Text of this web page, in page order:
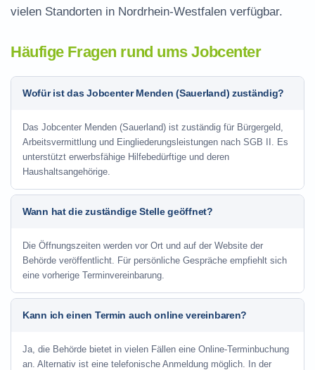
vielen Standorten in Nordrhein-Westfalen verfügbar.
Häufige Fragen rund ums Jobcenter
Wofür ist das Jobcenter Menden (Sauerland) zuständig?
Das Jobcenter Menden (Sauerland) ist zuständig für Bürgergeld,
Arbeitsvermittlung und Eingliederungsleistungen nach SGB II. Es
unterstützt erwerbsfähige Hilfebedürftige und deren
Haushaltsangehörige.
Wann hat die zuständige Stelle geöffnet?
Die Öffnungszeiten werden vor Ort und auf der Website der
Behörde veröffentlicht. Für persönliche Gespräche empfiehlt sich
eine vorherige Terminvereinbarung.
Kann ich einen Termin auch online vereinbaren?
Ja, die Behörde bietet in vielen Fällen eine Online-Terminbuchung
an. Alternativ ist eine telefonische Anmeldung möglich. In der